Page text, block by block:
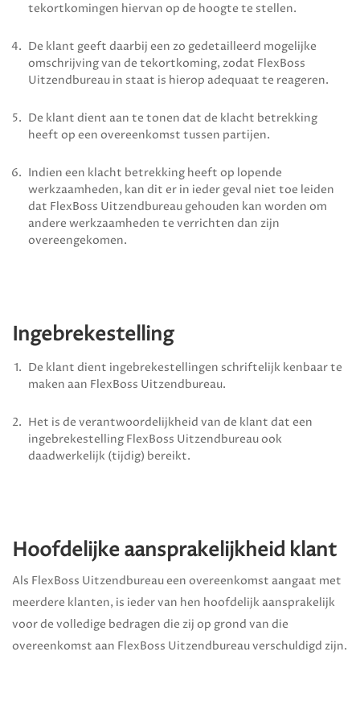
tekortkomingen hiervan op de hoogte te stellen.
De klant geeft daarbij een zo gedetailleerd mogelijke
omschrijving van de tekort­koming, zodat FlexBoss
Uitzendbureau in staat is hierop adequaat te reageren.
De klant dient aan te tonen dat de klacht betrekking
heeft op een overeenkomst tussen partijen.
Indien een klacht betrekking heeft op lopende
werkzaamheden, kan dit er in ieder geval niet toe leiden
dat FlexBoss Uitzendbureau gehouden kan worden om
andere werkzaamheden te verrichten dan zijn
overeengekomen.
Ingebrekestelling
De klant dient ingebrekestellingen schriftelijk kenbaar te
maken aan FlexBoss Uitzendbureau.
Het is de verantwoordelijkheid van de klant dat een
ingebrekestelling FlexBoss Uitzendbureauook
daadwerkelijk (tijdig) bereikt.
Hoofdelijke aansprakelijkheid klant
Als FlexBoss Uitzendbureaueen overeenkomst aangaat met
meerdere klanten, is ieder van hen hoofdelijk aansprakelijk
voor de volledige bedragen die zij op grond van die
overeenkomst aan FlexBoss Uitzendbureauverschuldigd zijn.